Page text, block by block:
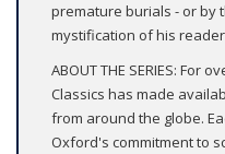
premature burials - or by
mystification of his
ABOUT THE SERIES: For
Classics has made
from around the globe.
Oxford's commitment to